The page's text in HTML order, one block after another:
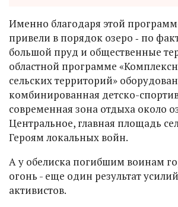
Именно благодаря этой
привели в порядок озеро ‑ по
большой пруд и общественные
областной программе
сельских территорий»
комбинированная детско-
современная зона отдыха около
Центральное, главная площадь
Героям локальных войн.
А у обелиска погибшим воинам
огонь - еще один результат
активистов.